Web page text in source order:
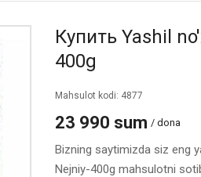
Купить Yashil
400g
Mahsulot kodi: 4877
23 990 sum / dona
Bizning saytimizda siz eng
Nejniy-400g mahsulotni